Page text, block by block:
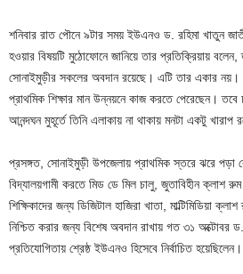
শনিবার রাত পৌনে ৯টার সময় ইউএনও ড. রহিমা খাতুন
হওয়ার বিষয়টি মুঠোফোনে জানিয়ে তার প্রতিক্রিয়ায়
সোনাইমুড়ীর সকলের অবদান রয়েছে। এটি তার একার নয়।
প্রাথমিক শিক্ষার মান উন্নয়নে কাজ করতে পেরেছেন। তবে
আনন্দঘন মুহূর্তে তিনি এলাকায় না থাকায় মনটা একটু খারাপ
প্রসঙ্গত, সোনাইমুড়ী উপজেলায় প্রাথমিক স্তরে ঝরে পড়া
বিদ্যালয়গামী করতে মিড ডে মিল চালু, জুতাবিহীন ক্লাশ
শিক্ষিকাদের জন্য ডিজিটাল হাজিরা খাতা, মাল্টিমিডিয়া
নিশ্চিত করার জন্য বিশেষ অবদান রাখায় গত ৩১ অক্টোবর ড.
প্রতিযোগিতায় শ্রেষ্ঠ ইউএনও হিসেবে নির্বাচিত হয়েছিলেন।